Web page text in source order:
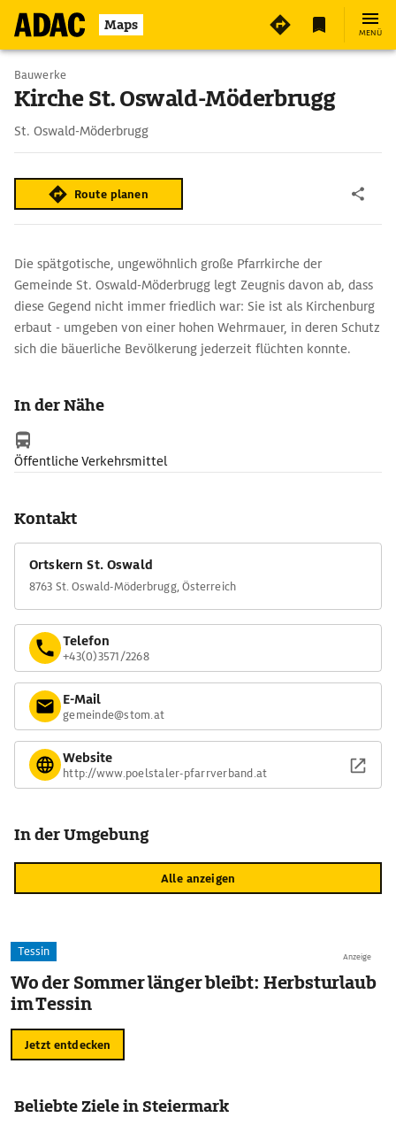
Maps MENÜ
Bauwerke
Kirche St. Oswald-Möderbrugg
St. Oswald-Möderbrugg
Route planen
Die spätgotische, ungewöhnlich große Pfarrkirche der
Gemeinde St. Oswald-Möderbrugg legt Zeugnis davon ab, dass
diese Gegend nicht immer friedlich war: Sie ist als Kirchenburg
erbaut - umgeben von einer hohen Wehrmauer, in deren Schutz
sich die bäuerliche Bevölkerung jederzeit flüchten konnte.
In der Nähe
Öffentliche Verkehrsmittel
Kontakt
Ortskern St. Oswald
8763 St. Oswald-Möderbrugg, Österreich
Telefon
+43(0)3571/2268
E-Mail
gemeinde@stom.at
Website
http://www.poelstaler-pfarrverband.at
In der Umgebung
Alle anzeigen
Anzeige
Tessin
Wo der Sommer länger bleibt: Herbsturlaub
im Tessin
Jetzt entdecken
Beliebte Ziele in Steiermark